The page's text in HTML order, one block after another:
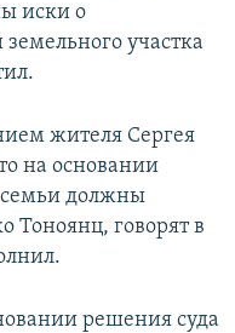
иски о
участка
жителя Сергея
на основании
семьи должны
Тоноянц, говорят в
решения суда